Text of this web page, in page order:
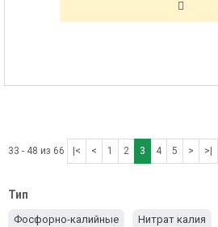
33 - 48 из 66 |< < 1 2 3 4 5 > >|
Тип
Фосфорно-калийные Нитрат калия